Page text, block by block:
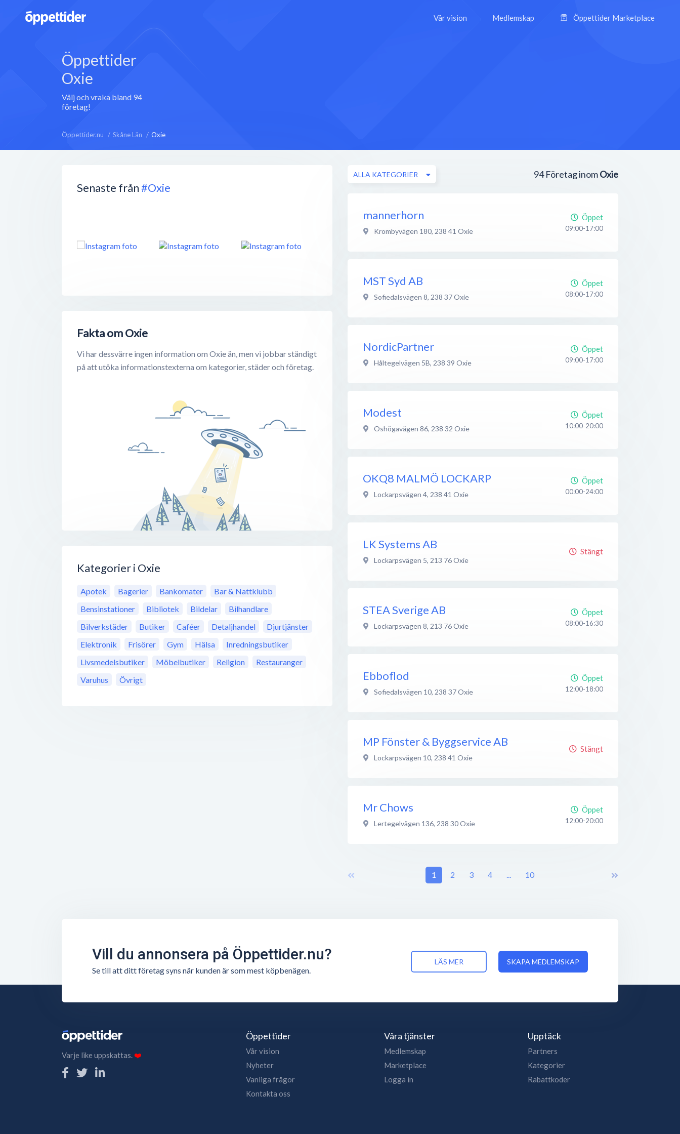
Vår vision Medlemskap Öppettider Marketplace
Öppettider
Oxie
Välj och vraka bland 94
företag!
Öppettider.nu Skåne Län Oxie
Senaste från#Oxie
Fakta om Oxie
Vi har dessvärre ingen information om Oxie än, men vi jobbar ständigt
på att utöka informationstexterna om kategorier, städer och företag.
Kategorier i Oxie
Apotek Bagerier Bankomater
Bar & Nattklubb
Bensinstationer
Bibliotek Bildelar
Bilhandlare
Bilverkstäder
Butiker Caféer Detaljhandel
Djurtjänster
Elektronik
Frisörer Gym Hälsa
Inredningsbutiker
Livsmedelsbutiker
Möbelbutiker Religion
Restauranger
Varuhus
Övrigt
94 Företag inomOxie
ALLA KATEGORIER
mannerhorn
Krombyvägen 180, 238 41 Oxie
Öppet
09:00-17:00
MST Syd AB
Sofiedalsvägen 8, 238 37Oxie
Öppet
08:00-17:00
NordicPartner
Håltegelvägen 5B, 238 39 Oxie
Öppet
09:00-17:00
Modest
Oshögavägen 86, 238 32 Oxie
Öppet
10:00-20:00
OKQ8 MALMÖ LOCKARP
Lockarpsvägen 4, 238 41 Oxie
Öppet
00:00-24:00
LK Systems AB
Lockarpsvägen 5, 213 76Oxie
Stängt
STEA Sverige AB
Lockarpsvägen 8, 213 76Oxie
Öppet
08:00-16:30
Ebboflod
Sofiedalsvägen 10, 238 37Oxie
Öppet
12:00-18:00
MP Fönster & Byggservice AB
Lockarpsvägen 10, 238 41 Oxie
Stängt
Mr Chows
Lertegelvägen 136, 238 30Oxie
Öppet
12:00-20:00
1 2 3 4 ... 10
Vill du annonsera på Öppettider.nu?
Se till att ditt företag syns när kunden är som mest köpbenägen.
LÄS MER SKAPA MEDLEMSKAP
Varje like uppskattas.❤️
Öppettider
Vår vision
Nyheter
Vanliga frågor
Kontakta oss
Våra tjänster
Medlemskap
Marketplace
Logga in
Upptäck
Partners
Kategorier
Rabattkoder